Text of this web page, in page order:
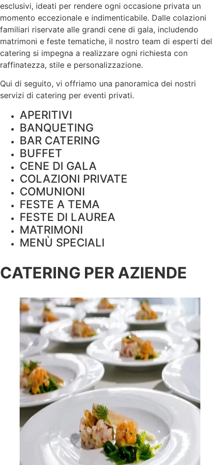
esclusivi, ideati per rendere ogni occasione privata un
momento eccezionale e indimenticabile. Dalle colazioni
familiari riservate alle grandi cene di gala, includendo
matrimoni e feste tematiche, il nostro team di esperti del
catering si impegna a realizzare ogni richiesta con
raffinatezza, stile e personalizzazione.
Qui di seguito, vi offriamo una panoramica dei nostri
servizi di catering per eventi privati.
APERITIVI
BANQUETING
BAR CATERING
BUFFET
CENE DI GALA
COLAZIONI PRIVATE
COMUNIONI
FESTE A TEMA
FESTE DI LAUREA
MATRIMONI
MENÙ SPECIALI
CATERING PER AZIENDE